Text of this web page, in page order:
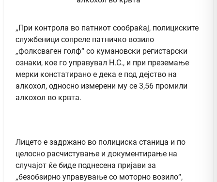
„При контрола во патниот сообраќај, полициските
службеници сопреле патничко возило
„фолксваген голф“ со кумановски регистарски
ознаки, кое го управувал Н.С., и при преземање
мерки констатирано е дека е под дејство на
алкохол, односно измерени му се 3,56 промили
алкохол во крвта.
Лицето е задржано во полициска станица и по
целосно расчистување и документирање на
случајот ќе биде поднесена пријави за
„безобѕирно управување со моторно возило“,